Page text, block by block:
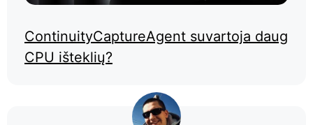
ContinuityCaptureAgent suvartoja daug
CPU išteklių?